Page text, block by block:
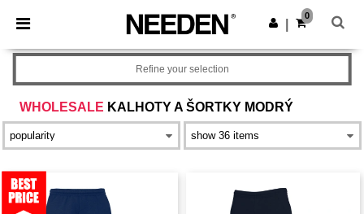
× Aplikace Needen
Lepší ceny v aplikaci!
Stáhnout app
0
WHOLESALE KALHOTY A ŠORTKY MODRÝ
Refine your selection